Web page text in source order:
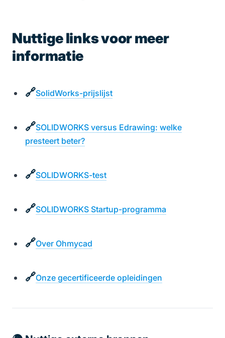
Nuttige links voor meer
informatie
🔗SolidWorks-prijslijst
🔗SOLIDWORKS versus Edrawing: welke
presteert beter?
🔗SOLIDWORKS-test
🔗SOLIDWORKS Startup-programma
🔗Over Ohmycad
🔗Onze gecertificeerde opleidingen